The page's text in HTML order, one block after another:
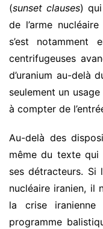
(sunset clauses) qui
de l’arme
s’est
centrifugeuses
d’uranium au-delà
seulement un
à compter de
Au-delà des
même du texte
ses détracteurs. Si
nucléaire iranien, il
la crise
programme